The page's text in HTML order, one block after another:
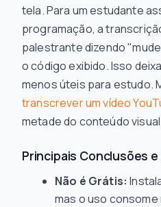
tela. Para um estudante
programação, a
palestrante dizendo
o código exibido. Isso
menos úteis para estudo.
transcrever um vídeo
metade do conteúdo
Principais Conclusões e
Não é Grátis:
mas o uso